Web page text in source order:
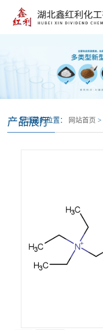
产品展厅
您当前的位置： 网站首页 >